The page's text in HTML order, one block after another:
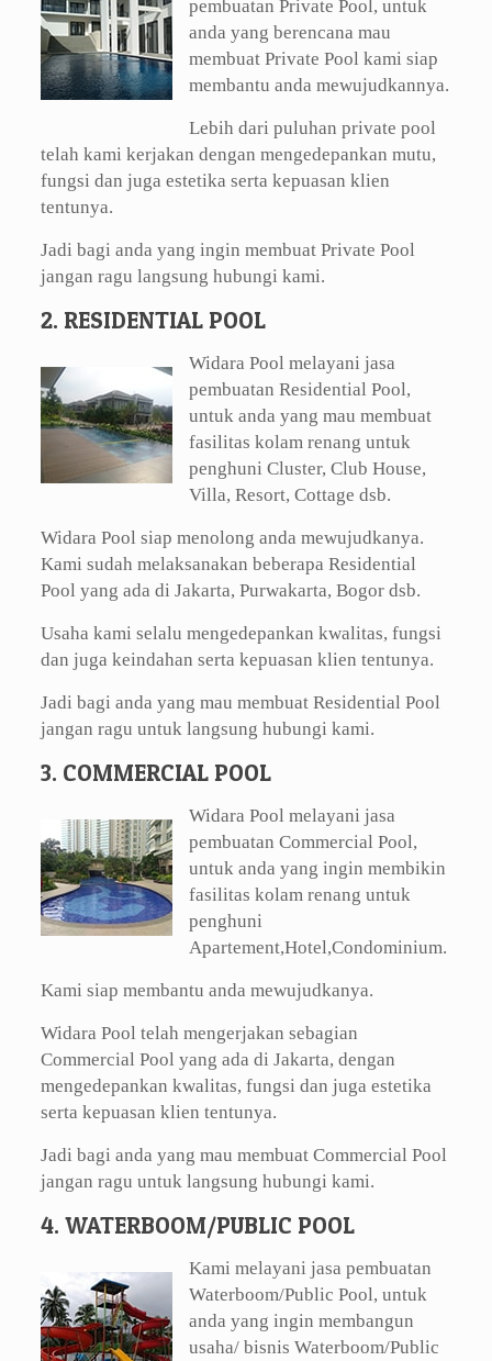
pembuatan Private Pool, untuk
anda yang berencana mau
membuat Private Pool kami siap
membantu anda mewujudkannya.
Lebih dari puluhan private pool
telah kami kerjakan dengan mengedepankan mutu,
fungsi dan juga estetika serta kepuasan klien
tentunya.
Jadi bagi anda yang ingin membuat Private Pool
jangan ragu langsung hubungi kami.
2. RESIDENTIAL POOL
Widara Pool melayani jasa
pembuatan Residential Pool,
untuk anda yang mau membuat
fasilitas kolam renang untuk
penghuni Cluster, Club House,
Villa, Resort, Cottage dsb.
Widara Pool siap menolong anda mewujudkanya.
Kami sudah melaksanakan beberapa Residential
Pool yang ada di Jakarta, Purwakarta, Bogor dsb.
Usaha kami selalu mengedepankan kwalitas, fungsi
dan juga keindahan serta kepuasan klien tentunya.
Jadi bagi anda yang mau membuat Residential Pool
jangan ragu untuk langsung hubungi kami.
3. COMMERCIAL POOL
Widara Pool melayani jasa
pembuatan Commercial Pool,
untuk anda yang ingin membikin
fasilitas kolam renang untuk
penghuni
Apartement,Hotel,Condominium.
Kami siap membantu anda mewujudkanya.
Widara Pool telah mengerjakan sebagian
Commercial Pool yang ada di Jakarta, dengan
mengedepankan kwalitas, fungsi dan juga estetika
serta kepuasan klien tentunya.
Jadi bagi anda yang mau membuat Commercial Pool
jangan ragu untuk langsung hubungi kami.
4. WATERBOOM/PUBLIC POOL
Kami melayani jasa pembuatan
Waterboom/Public Pool, untuk
anda yang ingin membangun
usaha/ bisnis Waterboom/Public